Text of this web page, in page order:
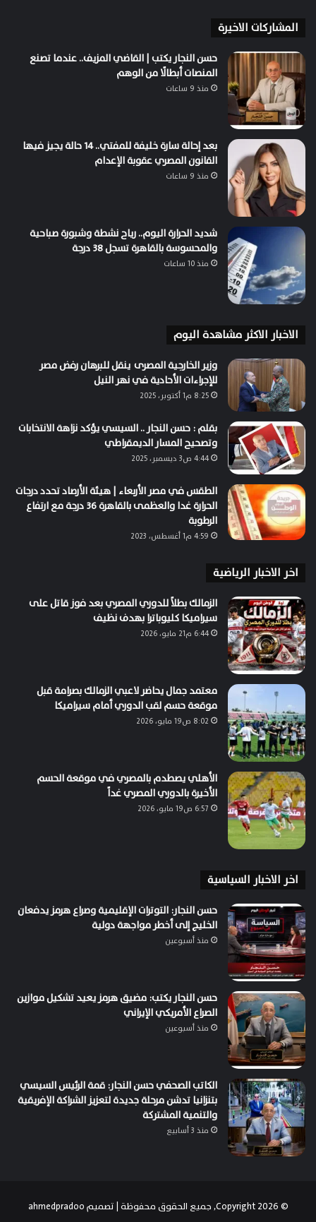
المشاركات الاخيرة
حسن النجار يكتب | القاضي المزيف.. عندما تصنع
المنصات أبطالًا من الوهم
منذ 9 ساعات
بعد إحالة سارة خليفة للمفتي.. 14 حالة يجيز فيها
القانون المصري عقوبة الإعدام
منذ 9 ساعات
شديد الحرارة اليوم.. رياح نشطة وشبورة صباحية
والمحسوسة بالقاهرة تسجل 38 درجة
منذ 10 ساعات
الاخبار الاكثر مشاهدة اليوم
وزير الخارجية المصرى ينقل للبرهان رفض مصر
للإجراءات الأحادية في نهر النيل
8:25 م1 أكتوبر، 2025
بقلم : حسن النجار .. السيسي يؤكد نزاهة الانتخابات
وتصحيح المسار الديمقراطي
4:44 ص3 ديسمبر، 2025
الطقس في مصر الأربعاء | هيئة الأرصاد تحدد درجات
الحرارة غدا والعظمى بالقاهرة 36 درجة مع ارتفاع
الرطوبة
4:59 م1 أغسطس، 2023
اخر الاخبار الرياضية
الزمالك بطلاً للدوري المصري بعد فوز قاتل على
سيراميكا كليوباترا بهدف نظيف
6:44 م21 مايو، 2026
معتمد جمال يحاضر لاعبي الزمالك بصرامة قبل
موقعة حسم لقب الدوري أمام سيراميكا
8:02 ص19 مايو، 2026
الأهلي يصطدم بالمصري في موقعة الحسم
الأخيرة بالدوري المصري غداً
6:57 ص19 مايو، 2026
اخر الاخبار السياسية
حسن النجار: التوترات الإقليمية وصراع هرمز يدفعان
الخليج إلى أخطر مواجهة دولية
منذ أسبوعين
حسن النجار يكتب: مضيق هرمز يعيد تشكيل موازين
الصراع الأمريكي الإيراني
منذ أسبوعين
الكاتب الصحفي حسن النجار: قمة الرئيس السيسي
بتنزانيا تدشن مرحلة جديدة لتعزيز الشراكة الإفريقية
والتنمية المشتركة
منذ 3 أسابيع
© Copyright 2026, جميع الحقوق محفوظة | تصميم ahmedpradoo